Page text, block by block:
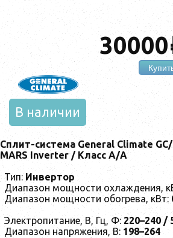
30000
В наличии
Сплит-система General Climate GC/
MARS Inverter / Класс А/А
Тип: Инвертор
Диапазон мощности охлаждения,
Диапазон мощности обогрева, кВт:
Электропитание, В, Гц, Ф: 220–240 /
Диапазон напряжения, В: 198–264